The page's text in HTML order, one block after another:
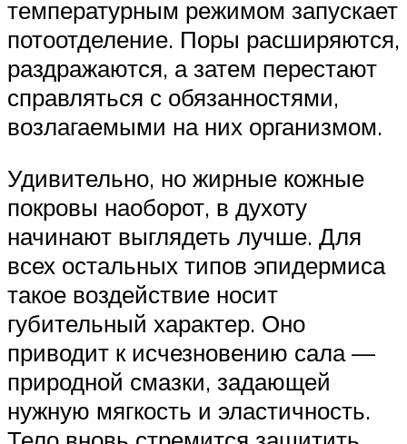
температурным режимом запускает
потоотделение. Поры расширяются,
раздражаются, а затем перестают
справляться с обязанностями,
возлагаемыми на них организмом.
Удивительно, но жирные кожные
покровы наоборот, в духоту
начинают выглядеть лучше. Для
всех остальных типов эпидермиса
такое воздействие носит
губительный характер. Оно
приводит к исчезновению сала —
природной смазки, задающей
нужную мягкость и эластичность.